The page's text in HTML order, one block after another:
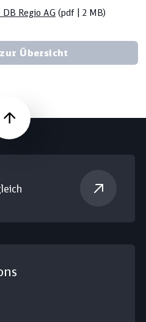
Regio AG (pdf | 2 MB)
Übersicht
Nach oben